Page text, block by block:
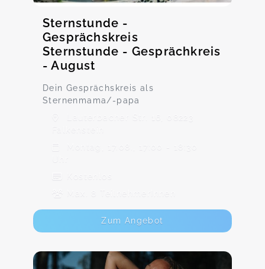
Sternstunde -
Gesprächskreis
Sternstunde - Gesprächkreis
- August
Dein Gesprächskreis als
Sternenmama/-papa
Lauterbacher Str. 16, 08223
Falkenstein
Montag, 17.08., 17:00 - 18:30
Max. 8 TeilnehmerInnen
Zum Angebot